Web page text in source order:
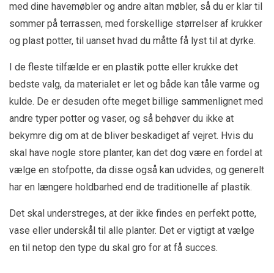
med dine havemøbler og andre altan møbler, så du er klar til
sommer på terrassen, med forskellige størrelser af krukker
og plast potter, til uanset hvad du måtte få lyst til at dyrke.
I de fleste tilfælde er en plastik potte eller krukke det
bedste valg, da materialet er let og både kan tåle varme og
kulde. De er desuden ofte meget billige sammenlignet med
andre typer potter og vaser, og så behøver du ikke at
bekymre dig om at de bliver beskadiget af vejret. Hvis du
skal have nogle store planter, kan det dog være en fordel at
vælge en stofpotte, da disse også kan udvides, og generelt
har en længere holdbarhed end de traditionelle af plastik.
Det skal understreges, at der ikke findes en perfekt potte,
vase eller underskål til alle planter. Det er vigtigt at vælge
en til netop den type du skal gro for at få succes.